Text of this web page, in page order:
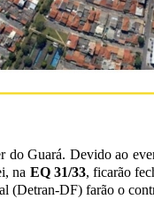
do Guará. Devido ao
na EQ 31/33, ficarão
(Detran-DF) farão o